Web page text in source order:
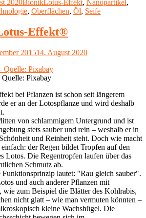
2.0"
2020Kategorien
BionikSchlagwörter
Lotus-Effekt, Nanopartikel,
, Oberflächen, Öl, Seife
Effekt®
201514. August 2020
Pixabay
bei Pflanzen ist schon seit längerem
er an der Lotospflanze und wird deshalb
von schlammigem Untergrund und ist
stets sauber und rein – weshalb er in
und Reinheit steht. Doch wie macht
der Regen bildet Tropfen auf den
Lotos. Die Regentropfen laufen über das
Schmutz ab.
Funktionsprinzip lautet: "Rau gleich sauber".
und auch anderer Pflanzen mit
wie zum Beispiel die Blätter des Kohlrabis,
nicht glatt – wie man vermuten könnten –
kleine Wachshügel. Die